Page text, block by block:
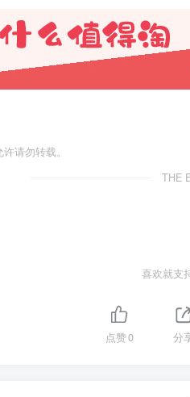
请勿转载。
THE
喜欢就支
点赞0 分